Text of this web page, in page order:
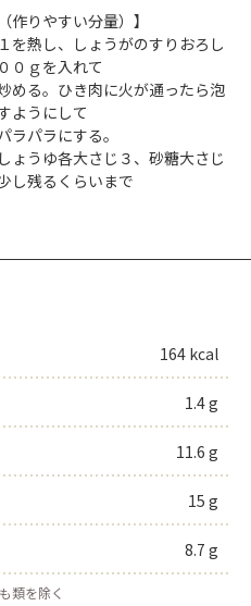
作りやすい分量）】
を熱し、しょうがのすりおろし
０ｇを入れて
める。ひき肉に火が通ったら泡
ようにして
ラパラにする。
ょうゆ各大さじ３、砂糖大さじ
し残るくらいまで
164 kcal
1.4 g
11.6 g
15 g
8.7 g
類を除く